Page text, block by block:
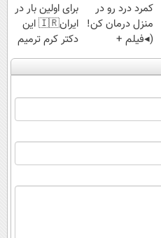
کمرد درد رو در
منزل درمان کن!
(◂فیلم +
پرسش‌نامه)
برای اولین بار در
ایران🇮🇷 این
دکتر کرم ترمیم
کننده 23 روزه
ساخت!